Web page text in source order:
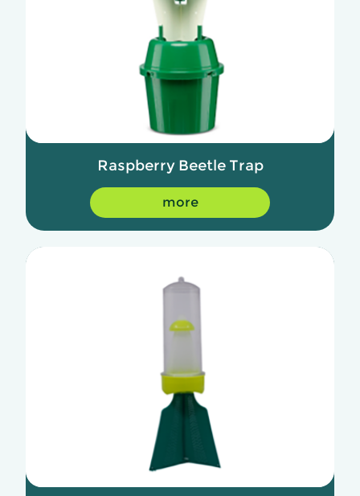
Raspberry Beetle Trap
more